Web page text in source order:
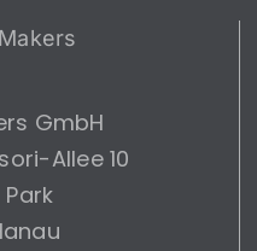
GmbH
Allee 10